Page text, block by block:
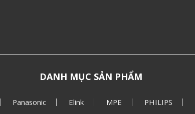
DANH MỤC SẢN PHẨM
Panasonic Elink MPE PHILIPS